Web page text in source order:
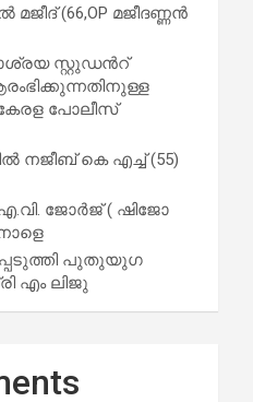
മജീദ് (66,OP മജീദണ്ണൻ
സ്റ്റുഡന്‍റ്
പോലീസ്
നജീബ് കെ എച്ച് (55)
എ.​വി. ജോ​ർ​ജ് ( ഷിജോ
പുതുയുഗ
എം ലിജു